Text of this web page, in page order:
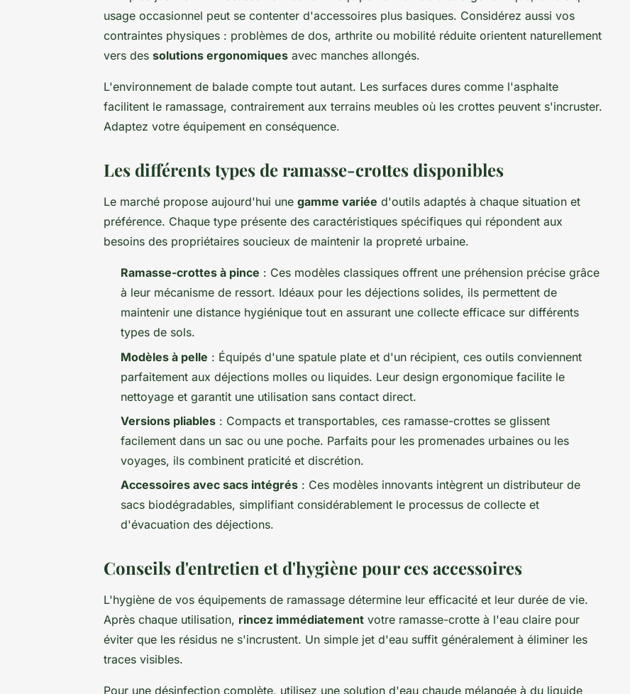
usage occasionnel peut se contenter d'accessoires plus basiques. Considérez aussi vos
contraintes physiques : problèmes de dos, arthrite ou mobilité réduite orientent naturellement
vers des solutions ergonomiques avec manches allongés.
L'environnement de balade compte tout autant. Les surfaces dures comme l'asphalte
facilitent le ramassage, contrairement aux terrains meubles où les crottes peuvent s'incruster.
Adaptez votre équipement en conséquence.
Les différents types de ramasse-crottes disponibles
Le marché propose aujourd'hui une gamme variée d'outils adaptés à chaque situation et
préférence. Chaque type présente des caractéristiques spécifiques qui répondent aux
besoins des propriétaires soucieux de maintenir la propreté urbaine.
Ramasse-crottes à pince : Ces modèles classiques offrent une préhension précise grâce
à leur mécanisme de ressort. Idéaux pour les déjections solides, ils permettent de
maintenir une distance hygiénique tout en assurant une collecte efficace sur différents
types de sols.
Modèles à pelle : Équipés d'une spatule plate et d'un récipient, ces outils conviennent
parfaitement aux déjections molles ou liquides. Leur design ergonomique facilite le
nettoyage et garantit une utilisation sans contact direct.
Versions pliables : Compacts et transportables, ces ramasse-crottes se glissent
facilement dans un sac ou une poche. Parfaits pour les promenades urbaines ou les
voyages, ils combinent praticité et discrétion.
Accessoires avec sacs intégrés : Ces modèles innovants intègrent un distributeur de
sacs biodégradables, simplifiant considérablement le processus de collecte et
d'évacuation des déjections.
Conseils d'entretien et d'hygiène pour ces accessoires
L'hygiène de vos équipements de ramassage détermine leur efficacité et leur durée de vie.
Après chaque utilisation, rincez immédiatement votre ramasse-crotte à l'eau claire pour
éviter que les résidus ne s'incrustent. Un simple jet d'eau suffit généralement à éliminer les
traces visibles.
Pour une désinfection complète, utilisez une solution d'eau chaude mélangée à du liquide